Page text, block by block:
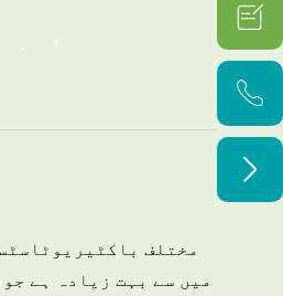
میں سے بہت زیادہ ہے


